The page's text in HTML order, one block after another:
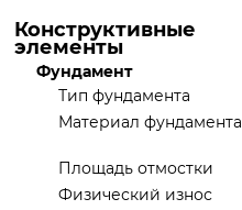
Конструктивные
элементы
Фундамент
Тип фундамента
Материал фундамента
Площадь отмостки
Физический износ